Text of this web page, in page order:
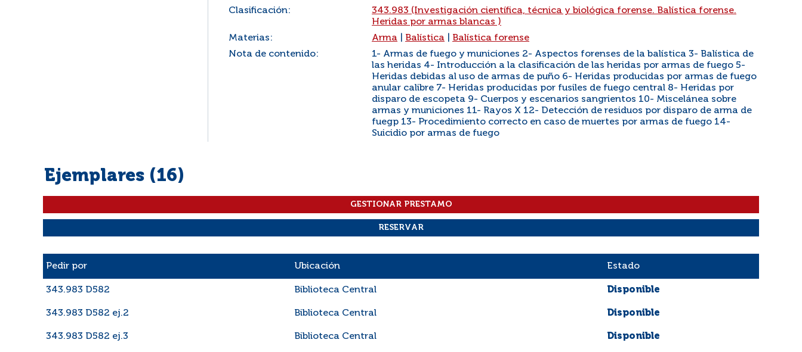
Clasificación:
343.983 (Investigación científica, técnica y biológica forense. Balística forense.
Heridas por armas blancas )
Materias:
Arma Balística
Balística forense
Nota de contenido:
1- Armas de fuego y municiones 2- Aspectos forenses de la balística 3- Balística de
las heridas 4- Introducción a la clasificación de las heridas por armas de fuego 5-
Heridas debidas al uso de armas de puño 6- Heridas producidas por armas de fuego
anular calibre 7- Heridas producidas por fusiles de fuego central 8- Heridas por
disparo de escopeta 9- Cuerpos y escenarios sangrientos 10- Miscelánea sobre
armas y municiones 11- Rayos X 12- Detección de residuos por disparo de arma de
fuegp 13- Procedimiento correcto en caso de muertes por armas de fuego 14-
Suicidio por armas de fuego
Ejemplares (16)
Pedir por Ubicación Estado
343.983 D582 Biblioteca Central Disponible
343.983 D582 ej.2 Biblioteca Central Disponible
343.983 D582 ej.3 Biblioteca Central Disponible